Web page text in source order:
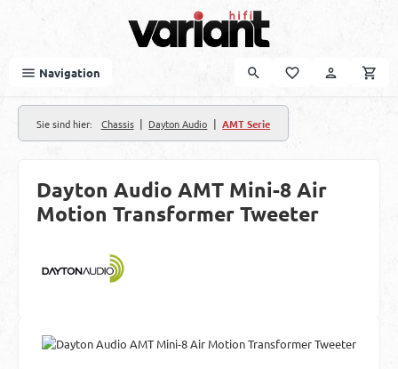
Navigation
Sie sind hier: Chassis | Dayton Audio | AMT Serie
Dayton Audio AMT Mini-8 Air
Motion Transformer Tweeter
Bildergalerie überspringen